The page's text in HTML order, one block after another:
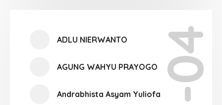
ADLU NIERWANTO
AGUNG WAHYU PRAYOGO
Andrabhista Asyam Yuliofa